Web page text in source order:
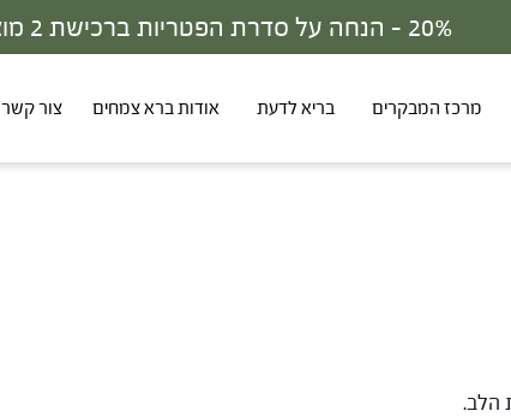
מרכז המבקרים בריא לדעת אודות ברא צמחים צור קשר